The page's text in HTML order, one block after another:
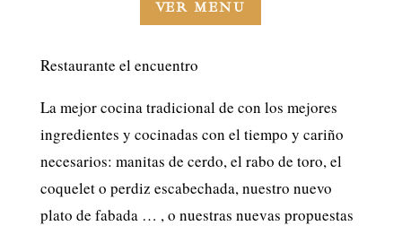
VER MENU
Restaurante el encuentro
La mejor cocina tradicional de con los mejores
ingredientes y cocinadas con el tiempo y cariño
necesarios: manitas de cerdo, el rabo de toro, el
coquelet o perdiz escabechada, nuestro nuevo
plato de fabada … , o nuestras nuevas propuestas